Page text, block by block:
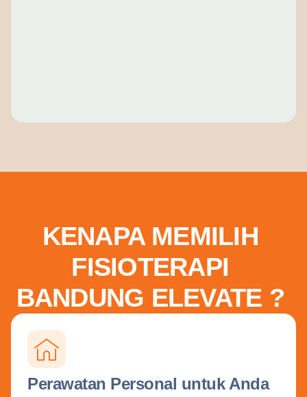
KENAPA MEMILIH
FISIOTERAPI
BANDUNG ELEVATE ?
Perawatan Personal untuk Anda